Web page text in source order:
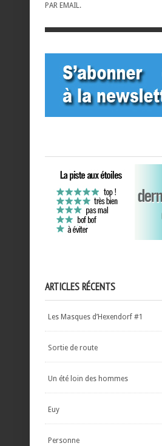
PAR EMAIL.
ARTICLES RÉCENTS
Les Masques d’Hexendorf #1
Sortie de route
Un été loin des hommes
Euy
Personne